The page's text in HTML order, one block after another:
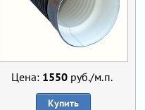
Цена: 1550руб./м.п.
Купить